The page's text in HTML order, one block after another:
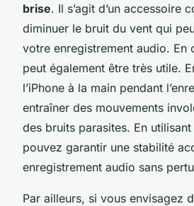
brise. Il s’agit d’un accessoire
diminuer le bruit du vent qui
votre enregistrement audio. En
peut également être très utile.
l’iPhone à la main pendant
entraîner des mouvements
des bruits parasites. En
pouvez garantir une stabilité
enregistrement audio sans
Par ailleurs, si vous envisagez